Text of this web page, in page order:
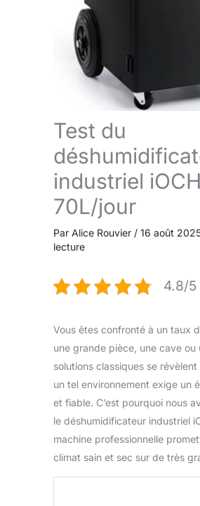
Test du
industriel
70L/jour
Par Alice Rouvier / 16 août
lecture
4.8/5
Vous êtes confronté à un taux
une grande pièce, une cave ou
solutions classiques se
un tel environnement exige un
et fiable. C’est pourquoi nous
le déshumidificateur industriel
machine professionnelle
climat sain et sec sur de très